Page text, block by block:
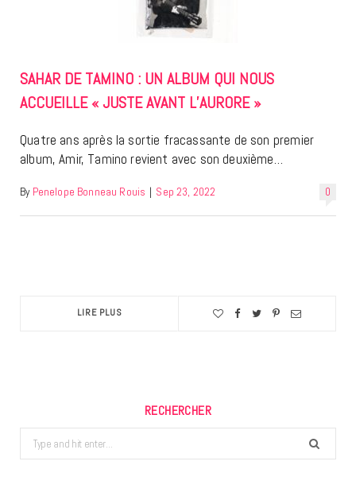
SAHAR DE TAMINO : UN ALBUM QUI NOUS
ACCUEILLE « JUSTE AVANT L’AURORE »
Quatre ans après la sortie fracassante de son premier
album, Amir, Tamino revient avec son deuxième…
0
By Penelope Bonneau Rouis | Sep 23, 2022
LIRE PLUS
RECHERCHER
Search
for: